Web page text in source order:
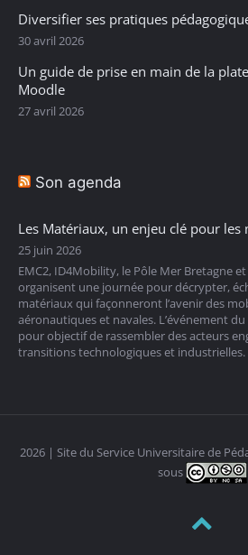
Diversifier ses pratiques
30 avril 2026
Un guide de prise en main de la
Moodle
27 avril 2026
Son agenda
Les Matériaux, un enjeu clé pour
25 juin 2026
EMC2, ID4Mobility, le Pôle Mer Bretagne
organisent une journée pour décrypter,
matériaux qui façonneront l’avenir des
aéronautiques et navales. L’événement
pour objectif de rassembler des acteurs
transitions technologiques et industrielles.
2026 | Site du Service Universitaire de
sous